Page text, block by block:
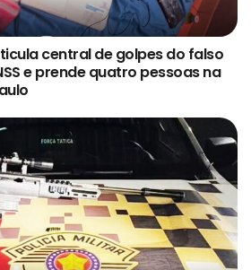
central de golpes do falso
e prende quatro pessoas na